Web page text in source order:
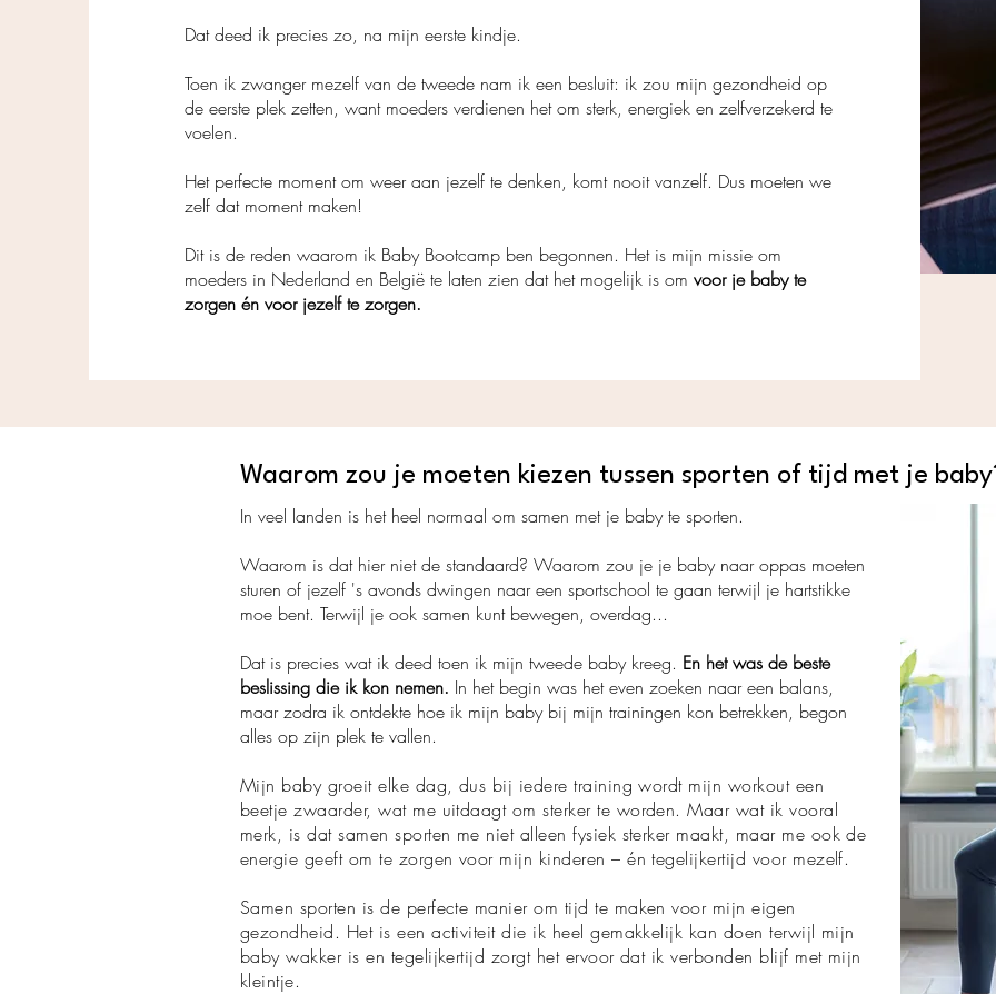
Dat deed ik precies zo, na mijn eerste kindje.
Toen ik zwanger mezelf van de tweede nam ik een besluit: ik zou mijn gezondheid op
de eerste plek zetten, want moeders verdienen het om sterk, energiek en zelfverzekerd te
voelen.
Het perfecte moment om weer aan jezelf te denken, komt nooit vanzelf. Dus moeten we
zelf dat moment maken!
Dit is de reden waarom ik Baby Bootcamp ben begonnen. Het is mijn missie om
moeders in Nederland en België te laten zien dat het mogelijk is omvoor je baby te
zorgen én voor jezelf te zorgen.
Waarom zou je moeten kiezen tussen sporten of tijd met je
In veel landen is het heel normaal om samen met je baby te sporten.
Waarom is dat hier niet de standaard? Waarom zou je je baby naar oppas moeten
sturen of jezelf 's avonds dwingen naar een sportschool te gaan terwijl je hartstikke
moe bent. Terwijl je ook samen kunt bewegen, overdag...
Dat is precies wat ik deed toen ik mijn tweede baby kreeg. En het was de beste
beslissing die ik kon nemen. In het begin was het even zoeken naar een balans,
maar zodra ik ontdekte hoe ik mijn baby bij mijn trainingen kon betrekken, begon
alles op zijn plek te vallen.
Mijn baby groeit elke dag, dus bij iedere training wordt mijn workout een
beetje zwaarder, wat me uitdaagt om sterker te worden. Maar wat ik vooral
merk, is dat samen sporten me niet alleen fysiek sterker maakt, maar me ook de
energie geeft om te zorgen voor mijn kinderen – én tegelijkertijd voor mezelf.
Samen sporten is de perfecte manier om tijd te maken voor mijn eigen
gezondheid. Het is een activiteit die ik heel gemakkelijk kan doen terwijl mijn
baby wakker is en tegelijkertijd zorgt het ervoor dat ik verbonden blijf met mijn
kleintje.